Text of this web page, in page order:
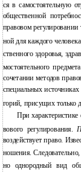
ся в самостоятельную
общественной
правовом
ной для каждого
ственного здоровья,
мостоятельного
сочетании методов
специальных
горий, присущих только
При характеристике
вового регулирования.
воздействует право.
ношения. Следовательно,
но однородный вид